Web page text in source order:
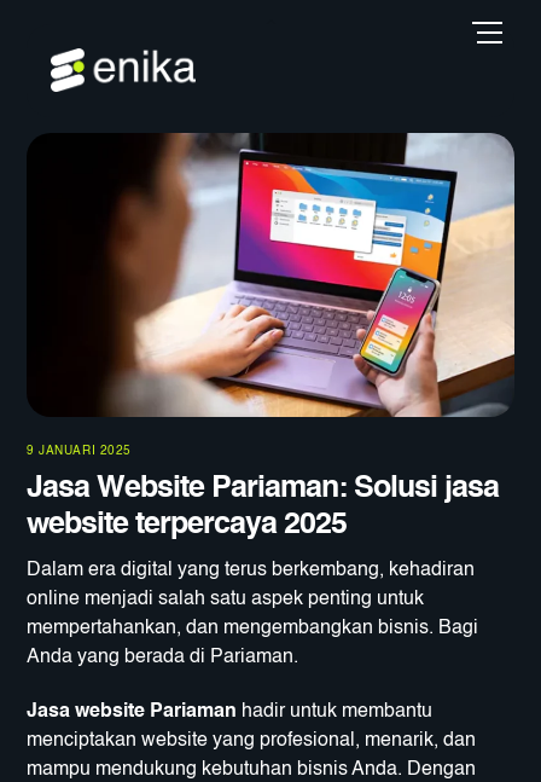
content
9 JANUARI 2025
Jasa Website Pariaman: Solusi jasa
website terpercaya 2025
Dalam era digital yang terus berkembang, kehadiran
online menjadi salah satu aspek penting untuk
mempertahankan, dan mengembangkan bisnis. Bagi
Anda yang berada di Pariaman.
Jasa website Pariaman hadir untuk membantu
menciptakan website yang profesional, menarik, dan
mampu mendukung kebutuhan bisnis Anda. Dengan